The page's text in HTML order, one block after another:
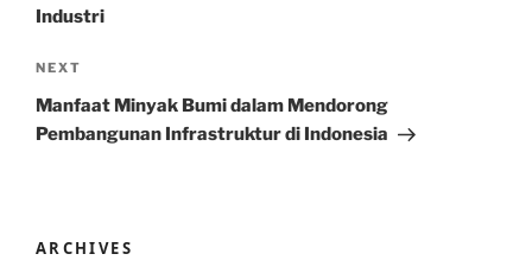
Industri
Next
Post
NEXT
Manfaat Minyak Bumi dalam Mendorong
Pembangunan Infrastruktur di Indonesia
ARCHIVES